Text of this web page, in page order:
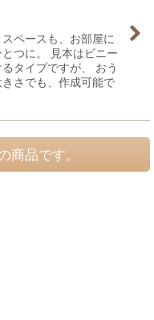
ペースも、お部屋に
つに。 見本はビニー
タイプですが、 おう
さでも、作成可能で
商品です。